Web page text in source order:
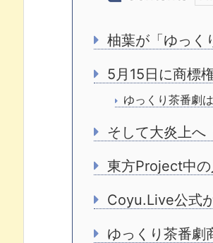
柚葉が「ゆっく
5月15日に商標
ゆっくり茶番劇
そして大炎上へ
東方Project中
Coyu.Live公式
ゆっくり茶番劇